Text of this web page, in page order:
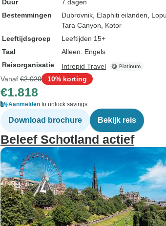
eiland
zelfs in
te
ook alle
Duur
7 dagen
Bestemmingen
Dubrovnik , Elaphiti eilanden ,
Tara Canyon , Kotor
Leeftijdsgroep
Leeftijden 15+
Taal
Alleen: Engels
Reisorganisatie
Intrepid Travel
Vanaf €2.020 10% korting
€1.818
Aanmelden to unlock savings
Download brochure Bekijk reis
Beleef Schotland actief